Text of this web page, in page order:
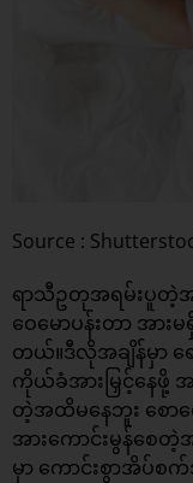
Source :
ရာသီဥတုအရမ်းပူတဲ့အခ
ဝေမောပန်းတာ အာ
တယ်။ဒီလိုအချိန်မှာ
ကိုယ်ခံအားမြှင့်နေ
တဲ့အထိမနေဘူး စော
အားကောင်းမွန်စေ
မှာ ကောင်းစွာအိပ်စ